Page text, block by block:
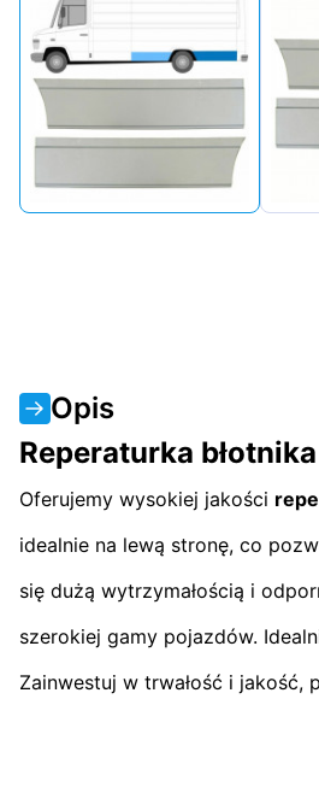
Opis
Reperaturka
Oferujemy wysokiej jakości
idealnie na lewą stronę, co
się dużą wytrzymałością i
szerokiej gamy pojazdów.
Zainwestuj w trwałość i jakość,